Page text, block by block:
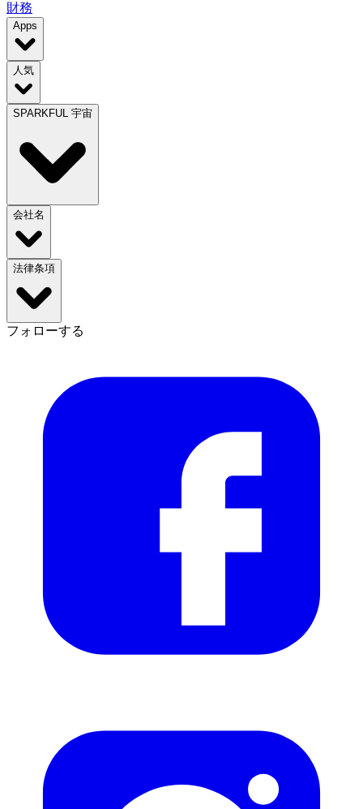
財務
Apps
人気
SPARKFUL 宇宙
会社名
法律条項
フォローする